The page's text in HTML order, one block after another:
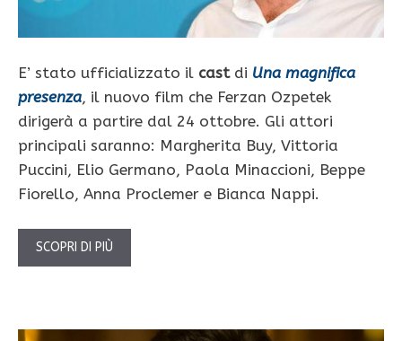
E’ stato ufficializzato il castdi Una magnifica
presenza, il nuovo film che Ferzan Ozpetek
dirigerà a partire dal 24 ottobre. Gli attori
principali saranno: Margherita Buy, Vittoria
Puccini, Elio Germano, Paola Minaccioni, Beppe
Fiorello, Anna Proclemer e Bianca Nappi.
SCOPRI DI PIÙ